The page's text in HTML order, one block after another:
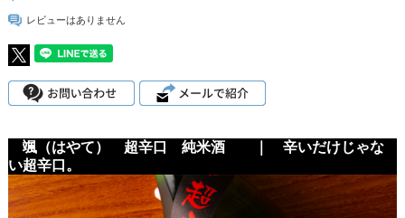
レビューはありません
颯（はやて） 超辛口 純米酒 ｜ 辛いだけじゃな
い超辛口。